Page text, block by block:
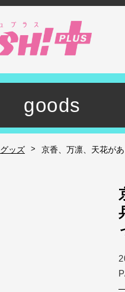
goods
グッズ >
京香、万凛、天花が